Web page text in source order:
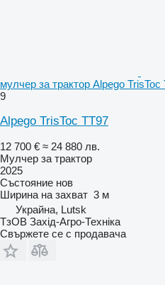
мулчер за трактор Alpego TrisToc
9
Alpego TrisToc TT97
12 700 € ≈ 24 880 лв.
Мулчер за трактор
2025
Състояние нов
Ширина на захват 3 м
Украйна, Lutsk
ТзОВ Захід-Агро-Техніка
Свържете се с продавача